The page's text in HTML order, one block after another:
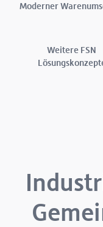
Moderner
Weitere FSN